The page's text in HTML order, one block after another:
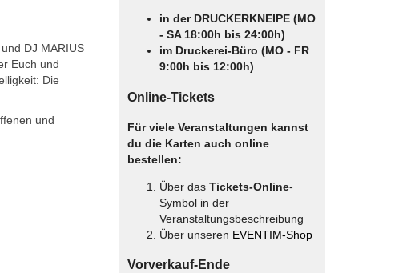
DJ MARIUS
Euch und
Die
und
in der DRUCKERKNEIPE (MO
- SA 18:00h bis 24:00h)
im Druckerei-Büro (MO - FR
9:00h bis 12:00h)
Online-Tickets
Für viele Veranstaltungen kannst
du die Karten auch online
bestellen:
Über das Tickets-Online-
Symbol in der
Veranstaltungsbeschreibung
Über unseren EVENTIM-Shop
Vorverkauf-Ende